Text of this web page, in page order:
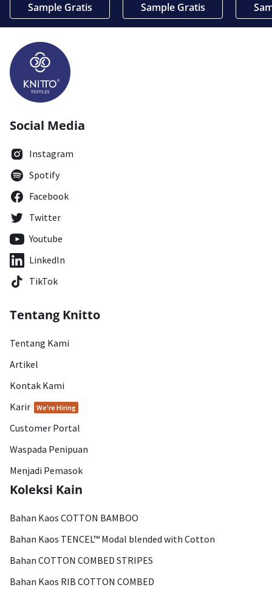
Sample Gratis Sample Gratis
Social Media
Instagram
Spotify
Facebook
Twitter
Youtube
LinkedIn
TikTok
Tentang Knitto
Tentang Kami
Artikel
Kontak Kami
Karir
We're Hiring
Customer Portal
Waspada Penipuan
Menjadi Pemasok
Koleksi Kain
Bahan Kaos COTTON BAMBOO
Bahan Kaos TENCEL™ Modal blended with Cotton
Bahan COTTON COMBED STRIPES
Bahan Kaos RIB COTTON COMBED